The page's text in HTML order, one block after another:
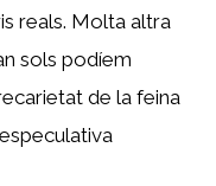
reals. Molta altra
sols podíem
de la feina